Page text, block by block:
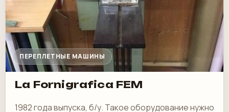
ПЕРЕПЛЕТНЫЕ МАШИНЫ
La Fornigrafica FEM
1982 года выпуска, б/у. Такое оборудование нужно